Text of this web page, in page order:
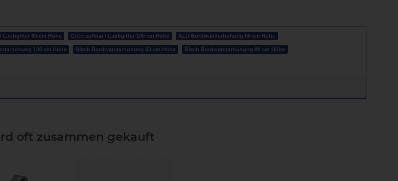
Laubgitter 80 cm Höhe Gitteraufbau / Laubgitter 100 cm Höhe ALU Bordwanderhöhung 60 cm Höhe
100 cm Höhe Blech Bordwanderhöhung 60 cm Höhe Blech Bordwanderhöhung 80 cm Höhe
oft zusammen gekauft